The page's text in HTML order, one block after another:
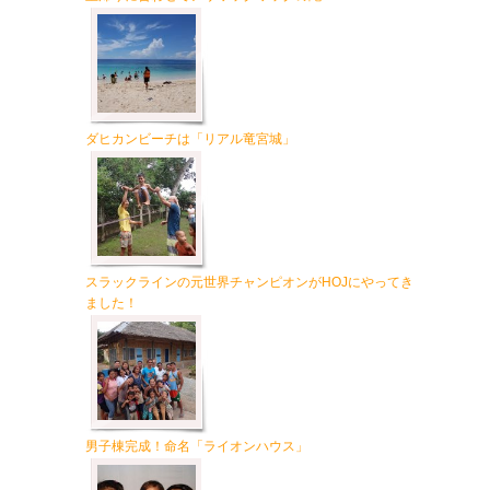
ダヒカンビーチは「リアル竜宮城」
スラックラインの元世界チャンピオンがHOJにやってき
ました！
男子棟完成！命名「ライオンハウス」